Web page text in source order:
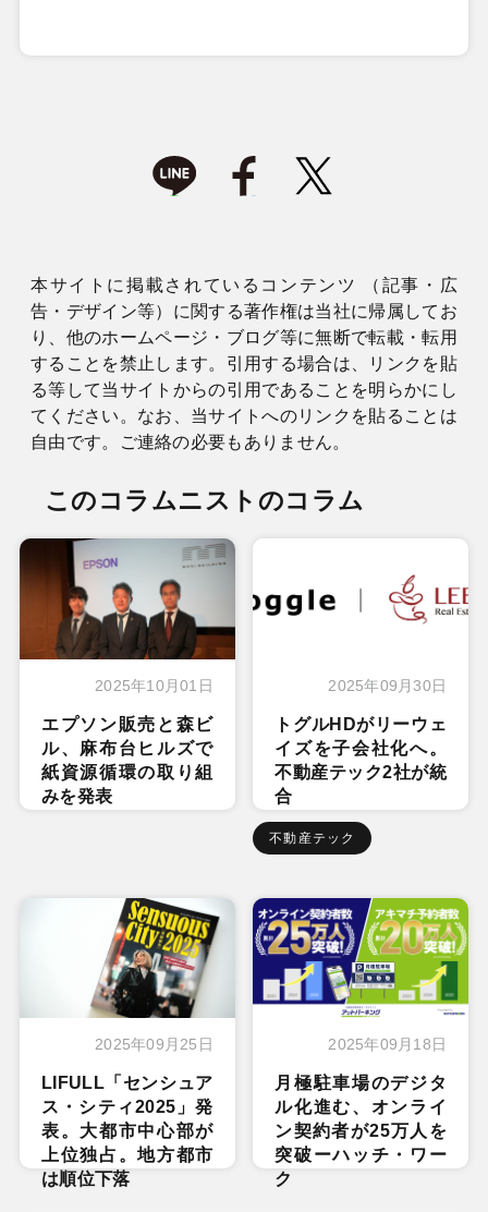
本サイトに掲載されているコンテンツ （記事・広
告・デザイン等）に関する著作権は当社に帰属してお
り、他のホームページ・ブログ等に無断で転載・転用
することを禁止します。引用する場合は、リンクを貼
る等して当サイトからの引用であることを明らかにし
てください。なお、当サイトへのリンクを貼ることは
自由です。ご連絡の必要もありません。
このコラムニストのコラム
2025年10月01日
エプソン販売と森ビ
ル、麻布台ヒルズで
紙資源循環の取り組
みを発表
2025年09月30日
トグルHDがリーウェ
イズを子会社化へ。
不動産テック2社が統
合
不動産テック
2025年09月25日
LIFULL「センシュア
ス・シティ2025」発
表。大都市中心部が
上位独占。地方都市
は順位下落
2025年09月18日
月極駐車場のデジタ
ル化進む、オンライ
ン契約者が25万人を
突破ーハッチ・ワー
ク